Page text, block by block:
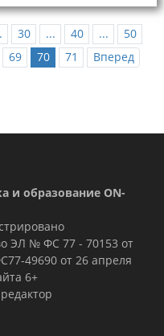
30 ... 40 ...
50
69 70 71 Вперед
и образование ON-
ЭЛ № ФС 77 - 70153 от
49690 от 26 апреля
6+